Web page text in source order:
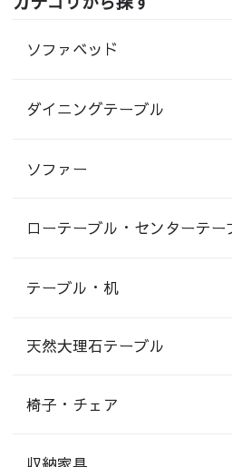
ソファベッド
ダイニングテーブル
ソファー
ローテーブル・センターテー
テーブル・机
天然大理石テーブル
椅子・チェア